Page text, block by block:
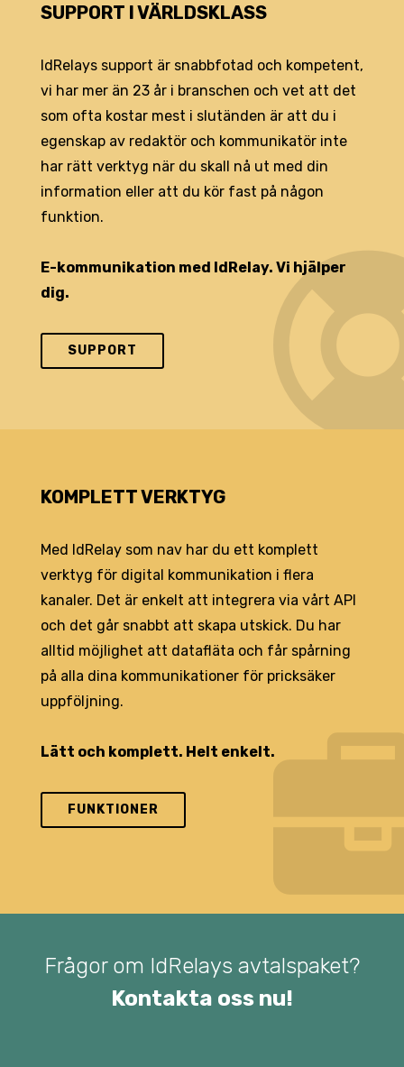
SUPPORT I VÄRLDSKLASS
IdRelays support är snabbfotad och kompetent,
vi har mer än 23 år i branschen och vet att det
som ofta kostar mest i slutänden är att du i
egenskap av redaktör och kommunikatör inte
har rätt verktyg när du skall nå ut med din
information eller att du kör fast på någon
funktion.
E-kommunikation med IdRelay. Vi hjälper
dig.
SUPPORT
KOMPLETT VERKTYG
Med IdRelay som nav har du ett komplett
verktyg för digital kommunikation i flera
kanaler. Det är enkelt att integrera via vårt API
och det går snabbt att skapa utskick. Du har
alltid möjlighet att datafläta och får spårning
på alla dina kommunikationer för pricksäker
uppföljning.
Lätt och komplett. Helt enkelt.
FUNKTIONER
Frågor om IdRelays avtalspaket?
Kontakta oss nu!